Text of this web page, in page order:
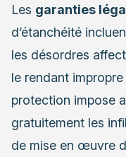
Les garanties
d’étanchéité
les désordres
le rendant
protection impose
gratuitement les
de mise en œuvre